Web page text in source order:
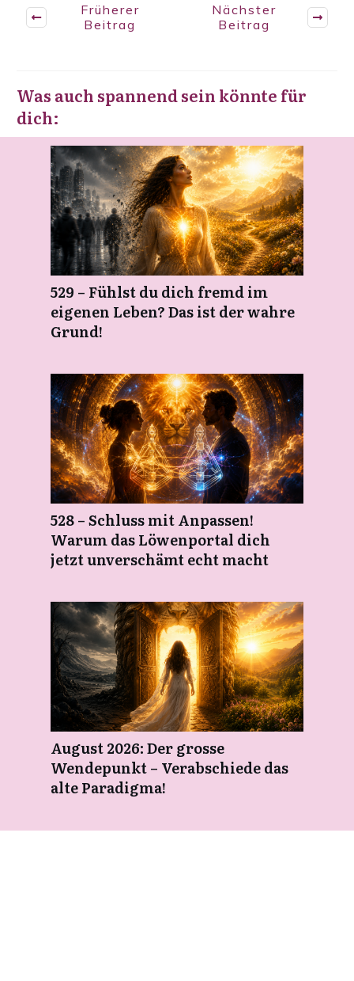
Früherer
Beitrag
Nächster
Beitrag
Was auch spannend sein könnte für
dich:
529 – Fühlst du dich fremd im
eigenen Leben? Das ist der wahre
Grund!
528 – Schluss mit Anpassen!
Warum das Löwenportal dich
jetzt unverschämt echt macht
August 2026: Der grosse
Wendepunkt – Verabschiede das
alte Paradigma!